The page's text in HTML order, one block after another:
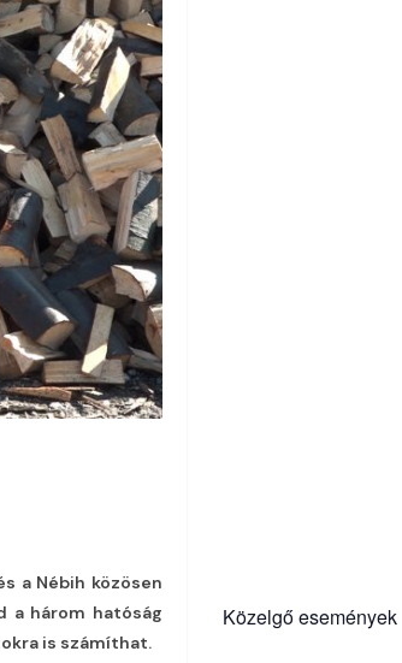
a Nébih közösen
a három hatóság
is számíthat.
Közelgő események